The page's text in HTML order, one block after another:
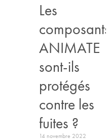
Les
composants
ANIMATE
sont-ils
protégés
contre les
fuites ?
14 novembre 2022